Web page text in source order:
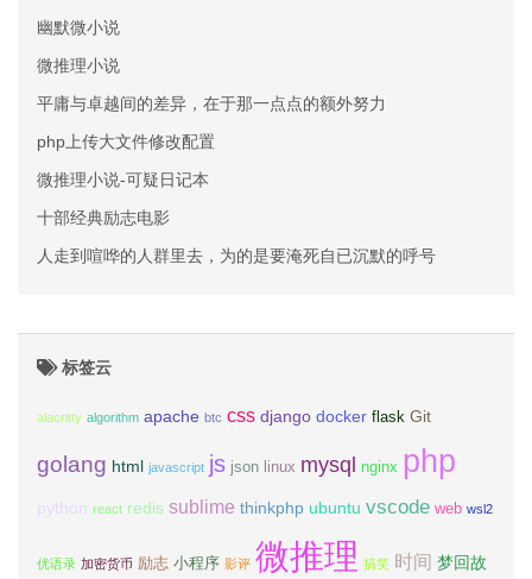
幽默微小说
微推理小说
平庸与卓越间的差异，在于那一点点的额外努力
php上传大文件修改配置
微推理小说-可疑日记本
十部经典励志电影
人走到喧哗的人群里去，为的是要淹死自已沉默的呼号
标签云
alacritty algorithm apache btc css django docker flask Git
golang html javascript js json linux mysql nginx php
python react redis sublime thinkphp ubuntu vscode web wsl2
优语录 加密货币 励志 小程序 影评 微推理 搞笑 时间 梦回故